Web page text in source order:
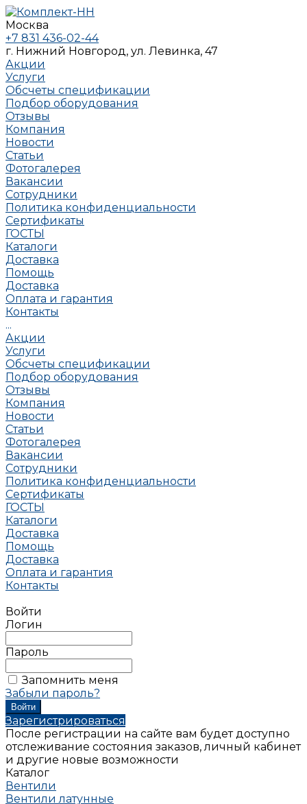
Москва
+7 831 436-02-44
г. Нижний Новгород, ул. Левинка, 47
Акции
Услуги
Обсчеты спецификации
Подбор оборудования
Отзывы
Компания
Новости
Статьи
Фотогалерея
Вакансии
Сотрудники
Политика конфиденциальности
Сертификаты
ГОСТЫ
Каталоги
Доставка
Помощь
Доставка
Оплата и гарантия
Контакты
...
Акции
Услуги
Обсчеты спецификации
Подбор оборудования
Отзывы
Компания
Новости
Статьи
Фотогалерея
Вакансии
Сотрудники
Политика конфиденциальности
Сертификаты
ГОСТЫ
Каталоги
Доставка
Помощь
Доставка
Оплата и гарантия
Контакты
Войти
Логин
Пароль
Запомнить меня
Забыли пароль?
Зарегистрироваться
После регистрации на сайте вам будет доступно
отслеживание состояния заказов, личный кабинет
и другие новые возможности
Каталог
Вентили
Вентили латунные